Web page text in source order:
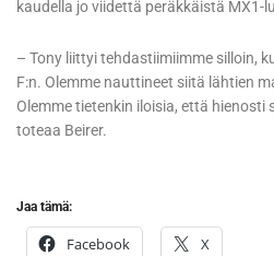
kaudella jo viidettä peräkkäistä
– Tony liittyi tehdastiimiimme silloin,
F:n. Olemme nauttineet siitä lähtien
Olemme tietenkin iloisia, että
toteaa Beirer.
Jaa tämä:
Facebook X